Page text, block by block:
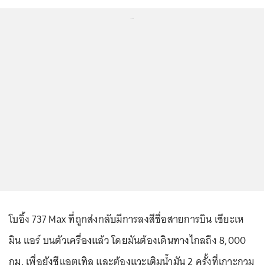
โบอิ้ง 737 Max ที่ถูกส่งกลับมีการลงสีชื่อสายการบิน เซียะเห
มิน แอร์ บนตัวเครื่องแล้ว โดยมันต้องเดินทางไกลถึง 8,000
กม. เพื่อยังซีแอตเทิล และต้องแวะเติมน้ำมัน 2 ครั้งที่เกาะกวม